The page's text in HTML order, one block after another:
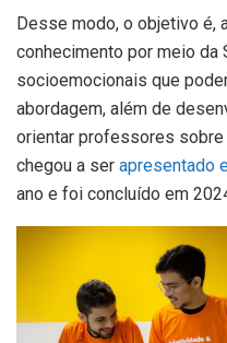
Desse modo, o objetivo é,
conhecimento por meio da
socioemocionais que
abordagem, além de
orientar professores sobre
chegou a ser apresentado
ano e foi concluído em